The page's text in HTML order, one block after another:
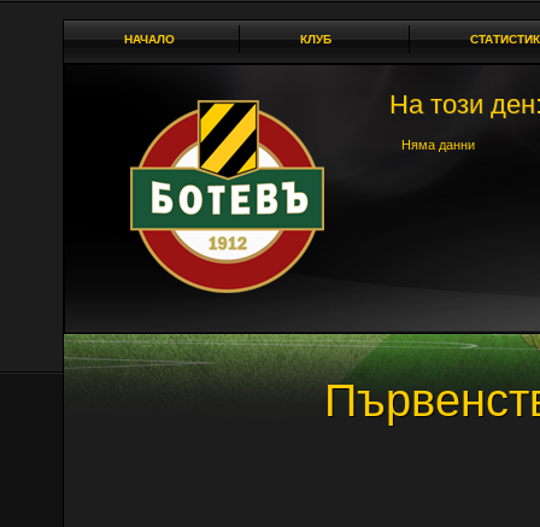
НАЧАЛО КЛУБ
На този
Няма данни